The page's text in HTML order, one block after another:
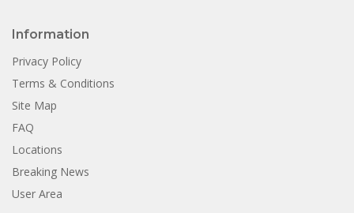
Information
Privacy Policy
Terms & Conditions
Site Map
FAQ
Locations
Breaking News
User Area